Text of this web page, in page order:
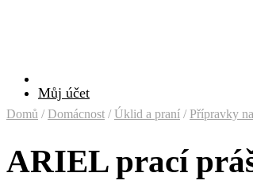
Můj účet
Domů / Domácnost / Úklid a praní / Přípravky
ARIEL prací